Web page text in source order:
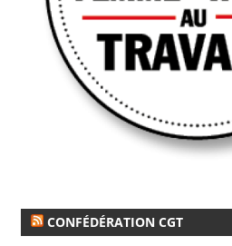
CONFÉDÉRATION CGT